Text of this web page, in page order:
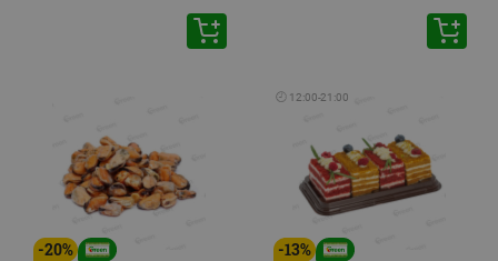
-20%
🕘 12:00-21:00
-13%